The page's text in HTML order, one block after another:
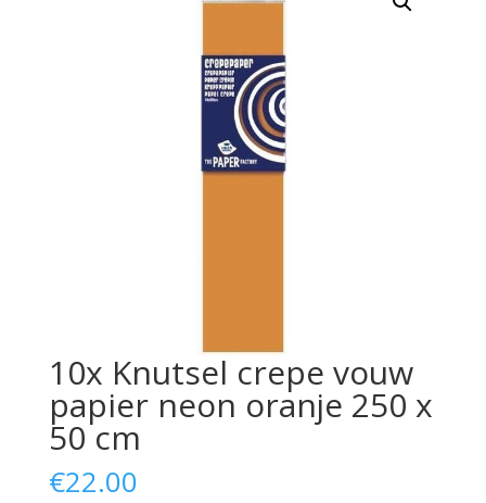
10x Knutsel crepe vouw
papier neon oranje 250 x
50 cm
€22.00